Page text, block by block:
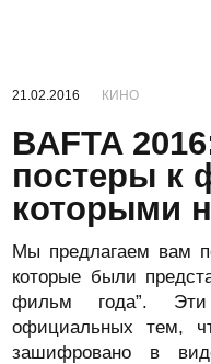
21.02.2016 КИНО
BAFTA
постеры к
которыми
Мы предлагаем вам
которые были
фильм года”.
официальных тем,
зашифровано в